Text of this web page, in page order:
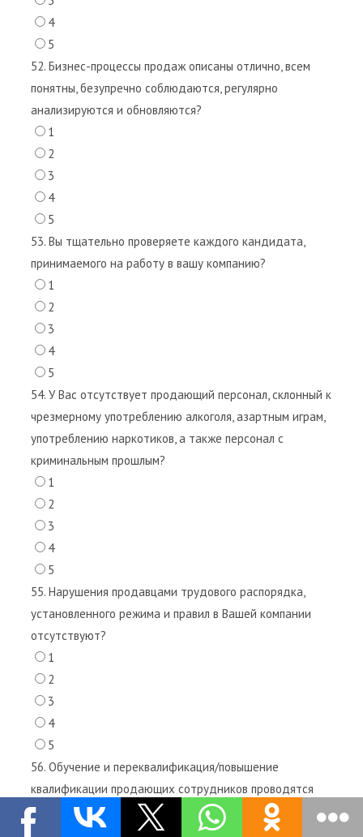
4
5
52. Бизнес-процессы продаж описаны отлично, всем
понятны, безупречно соблюдаются, регулярно
анализируются и обновляются?
1
2
3
4
5
53. Вы тщательно проверяете каждого кандидата,
принимаемого на работу в вашу компанию?
1
2
3
4
5
54. У Вас отсутствует продающий персонал, склонный к
чрезмерному употреблению алкоголя, азартным играм,
употреблению наркотиков, а также персонал с
криминальным прошлым?
1
2
3
4
5
55. Нарушения продавцами трудового распорядка,
установленного режима и правил в Вашей компании
отсутствуют?
1
2
3
4
5
56. Обучение и переквалификация/повышение
квалификации продающих сотрудников проводятся
регулярно и на системной основе?